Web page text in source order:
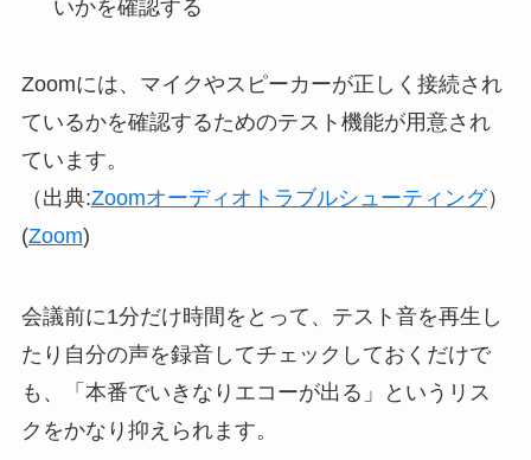
いかを確認する
Zoomには、マイクやスピーカーが正しく接続され
ているかを確認するためのテスト機能が用意され
ています。
（出典:Zoomオーディオトラブルシューティング）
(Zoom)
会議前に1分だけ時間をとって、テスト音を再生し
たり自分の声を録音してチェックしておくだけで
も、「本番でいきなりエコーが出る」というリス
クをかなり抑えられます。